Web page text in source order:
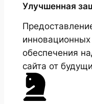
Улучшенная
обеспечения
сайта от